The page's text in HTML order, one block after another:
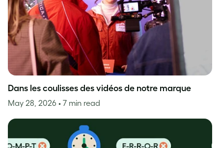
Dans les coulisses des vidéos de notre marque
May 28, 2026 • 7 min read